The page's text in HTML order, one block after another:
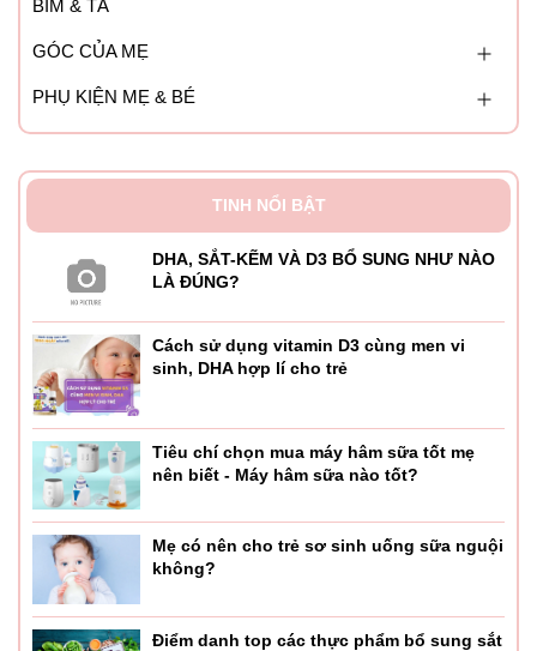
BỈM & TÃ
GÓC CỦA MẸ
PHỤ KIỆN MẸ & BÉ
TINH NỔI BẬT
DHA, SẮT-KẼM VÀ D3 BỔ SUNG NHƯ NÀO
LÀ ĐÚNG?
Cách sử dụng vitamin D3 cùng men vi
sinh, DHA hợp lí cho trẻ
Tiêu chí chọn mua máy hâm sữa tốt mẹ
nên biết - Máy hâm sữa nào tốt?
Mẹ có nên cho trẻ sơ sinh uống sữa nguội
không?
Điểm danh top các thực phẩm bổ sung sắt